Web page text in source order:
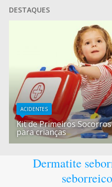
DESTAQUES
ACIDENTES
Kit de Primeiros Socorros
para crianças
Dermatite